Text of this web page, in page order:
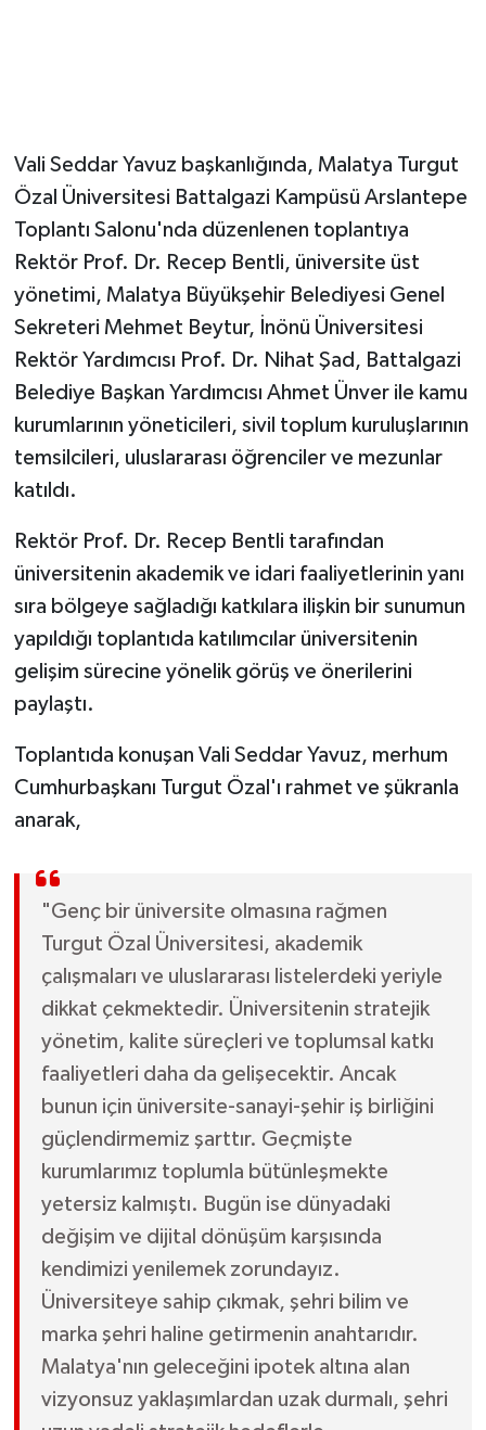
Vali Seddar Yavuz başkanlığında, Malatya Turgut
Özal Üniversitesi Battalgazi Kampüsü Arslantepe
Toplantı Salonu'nda düzenlenen toplantıya
Rektör Prof. Dr. Recep Bentli, üniversite üst
yönetimi, Malatya Büyükşehir Belediyesi Genel
Sekreteri Mehmet Beytur, İnönü Üniversitesi
Rektör Yardımcısı Prof. Dr. Nihat Şad, Battalgazi
Belediye Başkan Yardımcısı Ahmet Ünver ile kamu
kurumlarının yöneticileri, sivil toplum kuruluşlarının
temsilcileri, uluslararası öğrenciler ve mezunlar
katıldı.
Rektör Prof. Dr. Recep Bentli tarafından
üniversitenin akademik ve idari faaliyetlerinin yanı
sıra bölgeye sağladığı katkılara ilişkin bir sunumun
yapıldığı toplantıda katılımcılar üniversitenin
gelişim sürecine yönelik görüş ve önerilerini
paylaştı.
Toplantıda konuşan Vali Seddar Yavuz, merhum
Cumhurbaşkanı Turgut Özal'ı rahmet ve şükranla
anarak,
"Genç bir üniversite olmasına rağmen
Turgut Özal Üniversitesi, akademik
çalışmaları ve uluslararası listelerdeki yeriyle
dikkat çekmektedir. Üniversitenin stratejik
yönetim, kalite süreçleri ve toplumsal katkı
faaliyetleri daha da gelişecektir. Ancak
bunun için üniversite-sanayi-şehir iş birliğini
güçlendirmemiz şarttır. Geçmişte
kurumlarımız toplumla bütünleşmekte
yetersiz kalmıştı. Bugün ise dünyadaki
değişim ve dijital dönüşüm karşısında
kendimizi yenilemek zorundayız.
Üniversiteye sahip çıkmak, şehri bilim ve
marka şehri haline getirmenin anahtarıdır.
Malatya'nın geleceğini ipotek altına alan
vizyonsuz yaklaşımlardan uzak durmalı, şehri